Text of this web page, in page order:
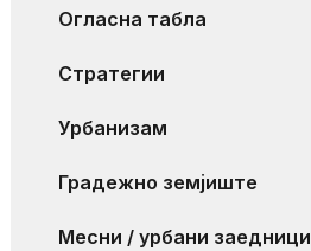
Огласна табла
Стратегии
Урбанизам
Градежно земјиште
Месни / урбани заедници